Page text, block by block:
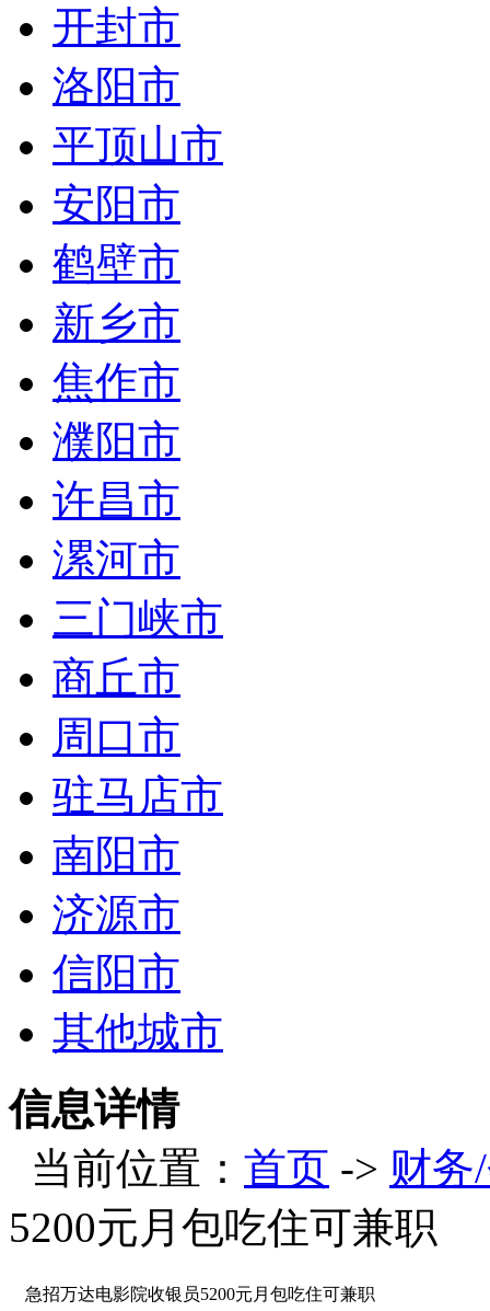
开封市
洛阳市
平顶山市
安阳市
鹤壁市
新乡市
焦作市
濮阳市
许昌市
漯河市
三门峡市
商丘市
周口市
驻马店市
南阳市
济源市
信阳市
其他城市
信息详情
当前位置： 首页 -> 财务
5200元月包吃住可兼职
急招万达电影院收银员5200元月包吃住可兼职